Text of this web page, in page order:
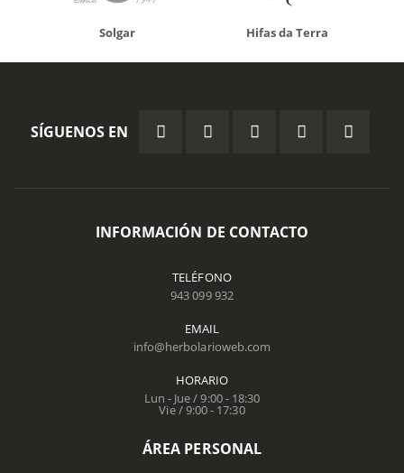
Solgar Hifas da Terra
SÍGUENOS EN
INFORMACIÓN DE CONTACTO
TELÉFONO
943 099 932
EMAIL
info@herbolarioweb.com
HORARIO
Lun - Jue / 9:00 - 18:30
Vie / 9:00 - 17:30
ÁREA PERSONAL